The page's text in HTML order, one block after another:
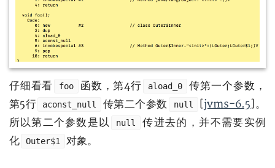
仔细看看 foo 函数，第4行 aload_0
传第一个参数，
第5行
aconst_null 传第二个参数 null jvms-6.5 ]。
所以第二个参数是以
null
传进去的，并不需要实例
化
Outer$1 对象。